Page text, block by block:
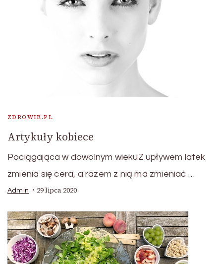
ZDROWIE.PL
Artykuły kobiece
Pociągająca w dowolnym wiekuZ upływem latek
zmienia się cera, a razem z nią ma zmieniać …
Admin 29 lipca 2020